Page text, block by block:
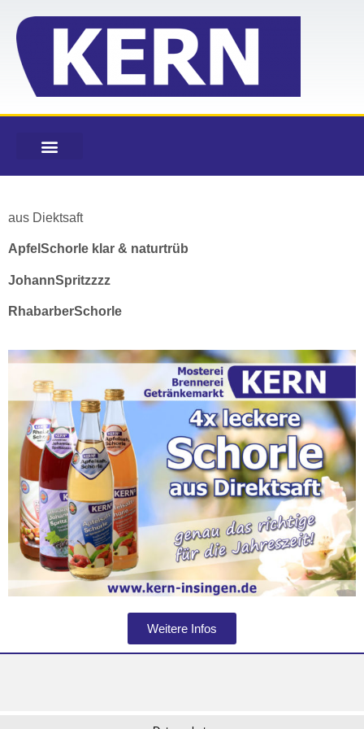
aus Diektsaft
ApfelSchorle klar & naturtrüb
JohannSpritzzzz
RhabarberSchorle
Weitere Infos